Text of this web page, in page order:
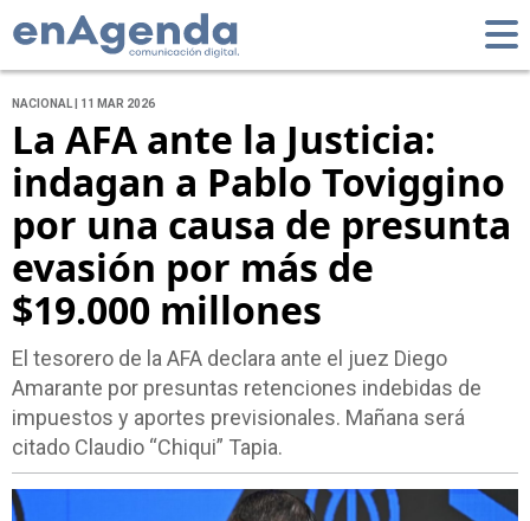
NACIONAL | 11 MAR 2026
La AFA ante la Justicia:
indagan a Pablo Toviggino
por una causa de presunta
evasión por más de
$19.000 millones
El tesorero de la AFA declara ante el juez Diego
Amarante por presuntas retenciones indebidas de
impuestos y aportes previsionales. Mañana será
citado Claudio “Chiqui” Tapia.